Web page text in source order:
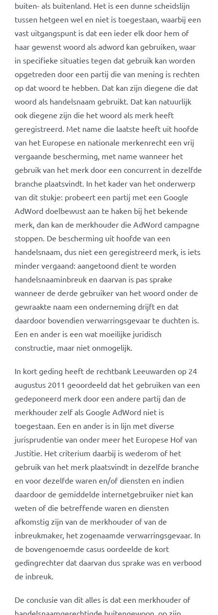
buiten- als buitenland. Het is een dunne scheidslijn
tussen hetgeen wel en niet is toegestaan, waarbij een
vast uitgangspunt is dat een ieder elk door hem of
haar gewenst woord als adword kan gebruiken, waar
in specifieke situaties tegen dat gebruik kan worden
opgetreden door een partij die van mening is rechten
op dat woord te hebben. Dat kan zijn diegene die dat
woord als handelsnaam gebruikt. Dat kan natuurlijk
ook diegene zijn die het woord als merk heeft
geregistreerd. Met name die laatste heeft uit hoofde
van het Europese en nationale merkenrecht een vrij
vergaande bescherming, met name wanneer het
gebruik van het merk door een concurrent in dezelfde
branche plaatsvindt. In het kader van het onderwerp
van dit stukje: probeert een partij met een Google
AdWord doelbewust aan te haken bij het bekende
merk, dan kan de merkhouder die AdWord campagne
stoppen. De bescherming uit hoofde van een
handelsnaam, dus niet een geregistreerd merk, is iets
minder vergaand: aangetoond dient te worden
handelsnaaminbreuk en daarvan is pas sprake
wanneer de derde gebruiker van het woord onder de
gewraakte naam een onderneming drijft en dat
daardoor bovendien verwarringsgevaar te duchten is.
Een en ander is een wat moeilijke juridisch
constructie, maar niet onmogelijk.
In kort geding heeft de rechtbank Leeuwarden op 24
augustus 2011 geoordeeld dat het gebruiken van een
gedeponeerd merk door een andere partij dan de
merkhouder zelf als Google AdWord niet is
toegestaan. Een en ander is in lijn met diverse
jurisprudentie van onder meer het Europese Hof van
Justitie. Het criterium daarbij is wederom of het
gebruik van het merk plaatsvindt in dezelfde branche
en voor dezelfde waren en/of diensten en indien
daardoor de gemiddelde internetgebruiker niet kan
weten of die betreffende waren en diensten
afkomstig zijn van de merkhouder of van de
inbreukmaker, het zogenaamde verwarringsgevaar. In
de bovengenoemde casus oordeelde de kort
gedingrechter dat daarvan dus sprake was en verbood
de inbreuk.
De conclusie van dit alles is dat een merkhouder of